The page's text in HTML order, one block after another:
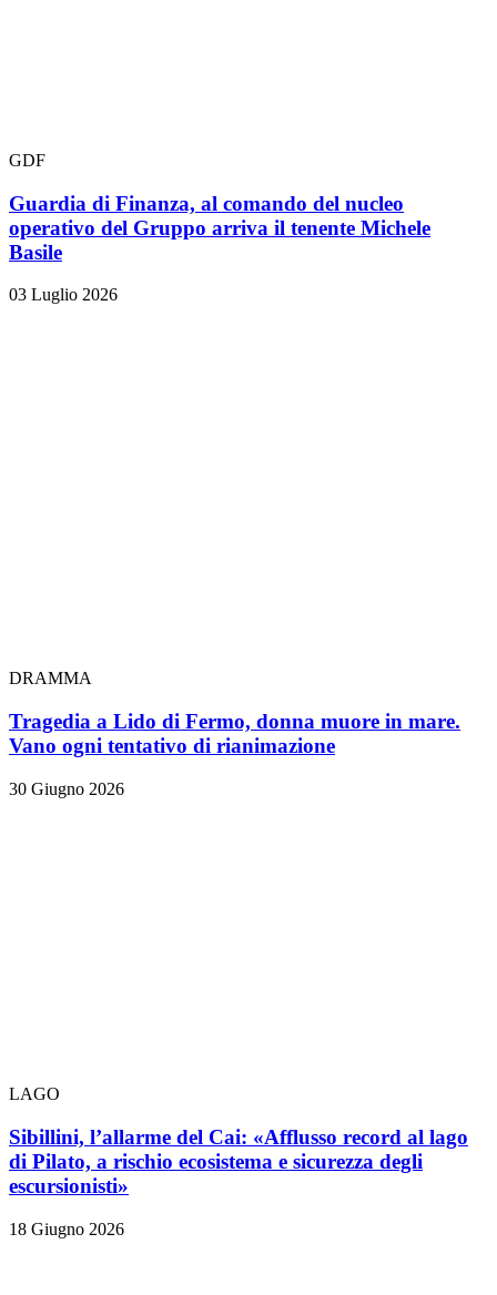
GDF
Guardia di Finanza, al comando del nucleo
operativo del Gruppo arriva il tenente Michele
Basile
03 Luglio 2026
DRAMMA
Tragedia a Lido di Fermo, donna muore in mare.
Vano ogni tentativo di rianimazione
30 Giugno 2026
LAGO
Sibillini, l’allarme del Cai: «Afflusso record al lago
di Pilato, a rischio ecosistema e sicurezza degli
escursionisti»
18 Giugno 2026